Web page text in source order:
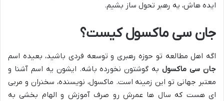
ایده هاش، یه رهبر تحول ساز بشیم.
جان سی ماکسول کیست؟
اگه اهل مطالعه تو حوزه رهبری و توسعه فردی باشید، بعیده اسم
جان سی ماکسولبه گوشتون نخورده باشه. ایشون یه اسم آشنا و
معتبر جهانی تو این زمینه است. ماکسول، نویسنده، سخنران و مربی
ای هست که سال ها عمرش رو صرف آموزش و الهام بخشی به